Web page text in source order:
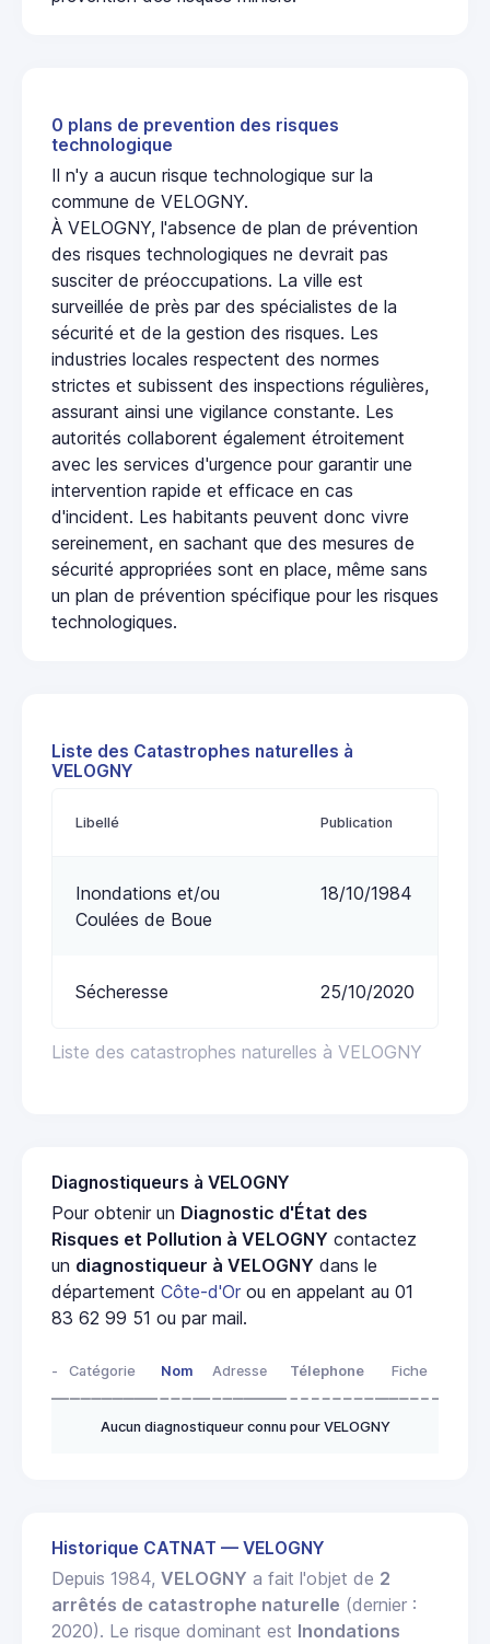
0 plans de prevention des risques
technologique
Il n'y a aucun risque technologique sur la
commune de VELOGNY.
À VELOGNY, l'absence de plan de prévention
des risques technologiques ne devrait pas
susciter de préoccupations. La ville est
surveillée de près par des spécialistes de la
sécurité et de la gestion des risques. Les
industries locales respectent des normes
strictes et subissent des inspections régulières,
assurant ainsi une vigilance constante. Les
autorités collaborent également étroitement
avec les services d'urgence pour garantir une
intervention rapide et efficace en cas
d'incident. Les habitants peuvent donc vivre
sereinement, en sachant que des mesures de
sécurité appropriées sont en place, même sans
un plan de prévention spécifique pour les risques
technologiques.
Liste des Catastrophes naturelles à
VELOGNY
Liste des catastrophes naturelles à VELOGNY
Libellé Publication
Inondations et/ou
Coulées de Boue
18/10/1984
Sécheresse 25/10/2020
Diagnostiqueurs à VELOGNY
Pour obtenir un Diagnostic d'État des
Risques et Pollution à VELOGNY contactez
un diagnostiqueur à VELOGNY dans le
département Côte-d'Or ou en appelant au 01
83 62 99 51 ou par mail.
- Catégorie Nom Adresse Télephone Fiche
Aucun diagnostiqueur connu pour VELOGNY
Historique CATNAT — VELOGNY
Depuis 1984, VELOGNY a fait l'objet de 2
arrêtés de catastrophe naturelle (dernier :
2020). Le risque dominant est Inondations